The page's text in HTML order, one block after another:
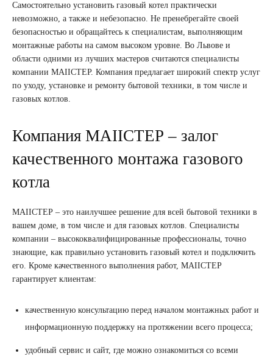
Самостоятельно установить газовый котел практически
невозможно, а также и небезопасно. Не пренебрегайте своей
безопасностью и обращайтесь к специалистам, выполняющим
монтажные работы на самом высоком уровне. Во Львове и
области одними из лучших мастеров считаются специалисты
компании МАІІСТЕР. Компания предлагает широкий спектр услуг
по уходу, установке и ремонту бытовой техники, в том числе и
газовых котлов.
Компания МАІІСТЕР – залог
качественного монтажа газового
котла
МАІІСТЕР – это наилучшее решение для всей бытовой техники в
вашем доме, в том числе и для газовых котлов. Специалисты
компании – высококвалифицированные профессионалы, точно
знающие, как правильно установить газовый котел и подключить
его. Кроме качественного выполнения работ, МАІІСТЕР
гарантирует клиентам:
качественную консультацию перед началом монтажных работ и
информационную поддержку на протяжении всего процесса;
удобный сервис и сайт, где можно ознакомиться со всеми